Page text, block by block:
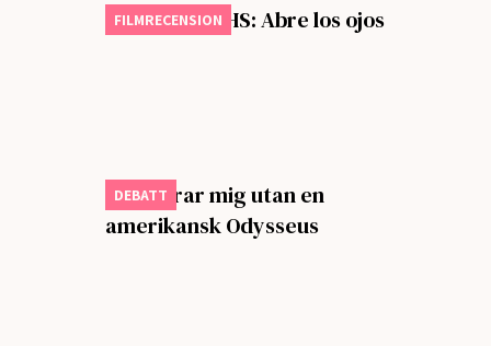
FILMRECENSION
Månadens VHS: Abre los ojos
DEBATT
Jag klarar mig utan en
amerikansk Odysseus